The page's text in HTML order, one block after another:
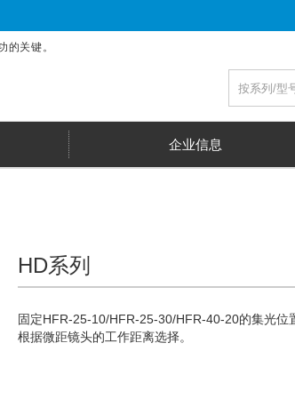
关键。
企业信息
HD系列
固定HFR-25-10/HFR-25-30/HFR-40-20的集光位
根据微距镜头的工作距离选择。